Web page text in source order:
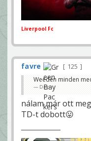
Liverpool Fc
favre
125
Weeden minden
Drip
nálam már ott
TD-t dobott😛